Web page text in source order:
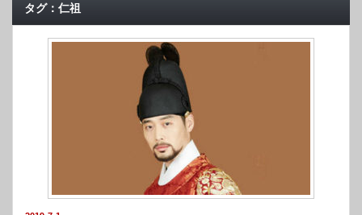
タグ：仁祖